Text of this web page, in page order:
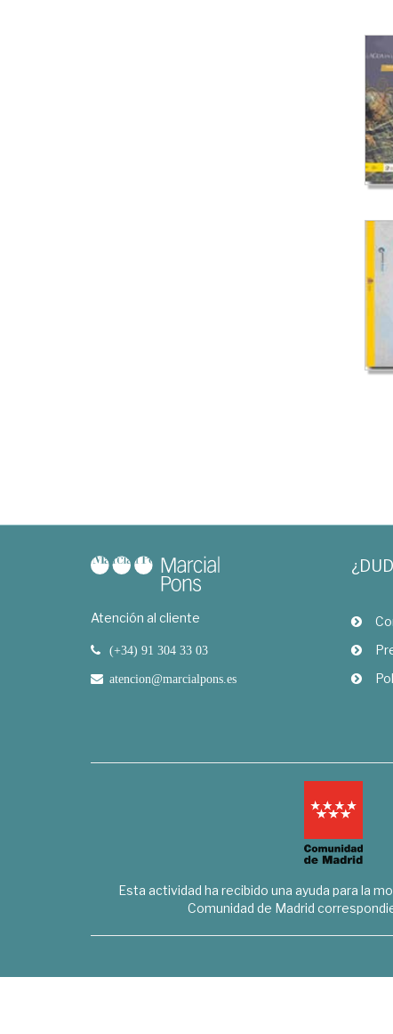
Atención al cliente
(+34) 91 304 33 03
atencion@marcialpons.es
Esta actividad ha recibido una ayuda para la
Comunidad de Madrid